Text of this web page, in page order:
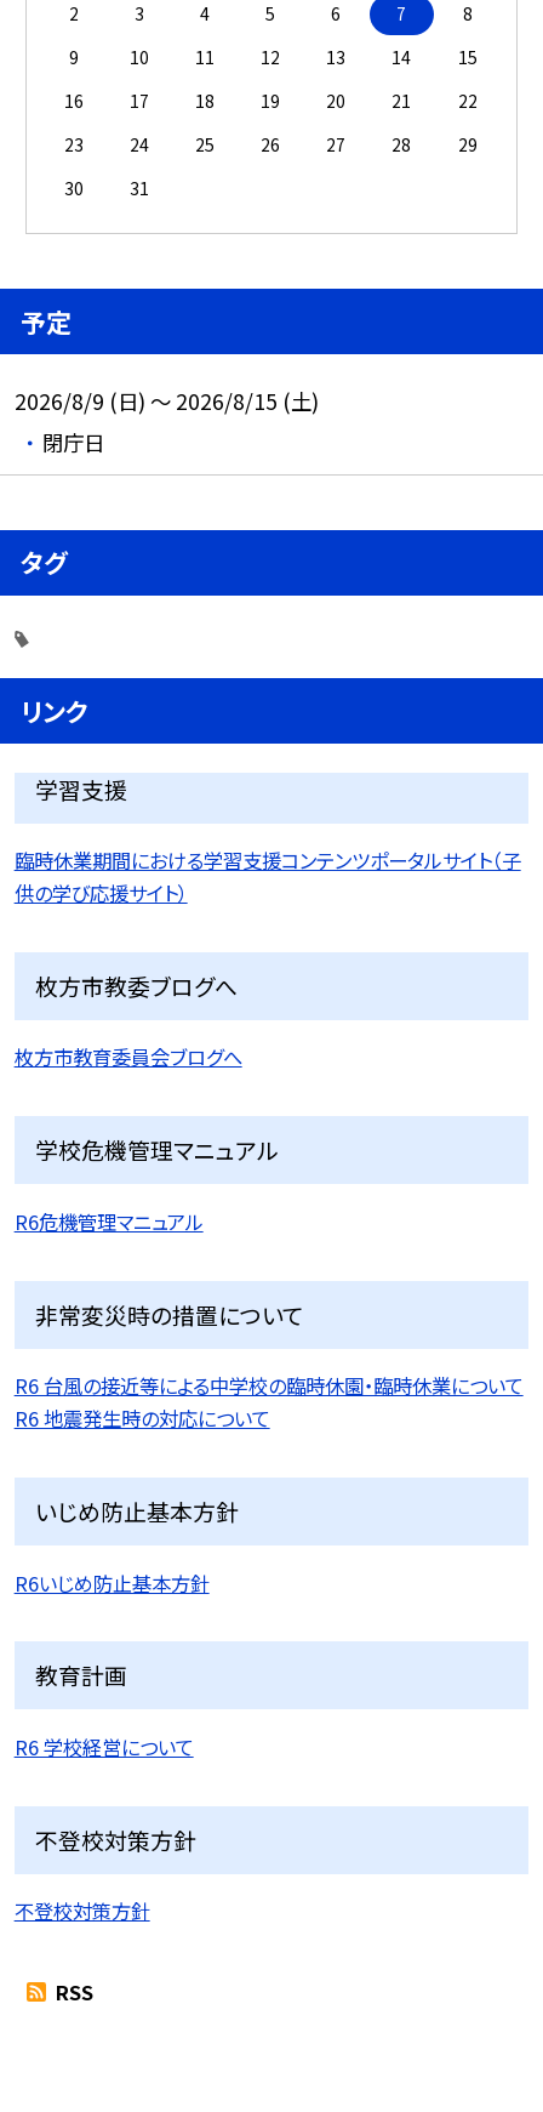
2
3 4 5 6 7
8
9
10 11 12 13 14
15
16
17 18 19 20 21
22
23
24 25 26 27 28
29
30
31
予定
2026/8/9 (日) ～ 2026/8/15 (土)
閉庁日
タグ
リンク
学習支援
臨時休業期間における学習支援コンテンツポータルサイト（子
供の学び応援サイト）
枚方市教委ブログへ
枚方市教育委員会ブログへ
学校危機管理マニュアル
R6危機管理マニュアル
非常変災時の措置について
R6 台風の接近等による中学校の臨時休園・臨時休業について
R6 地震発生時の対応について
いじめ防止基本方針
R6いじめ防止基本方針
教育計画
R6 学校経営について
不登校対策方針
不登校対策方針
RSS